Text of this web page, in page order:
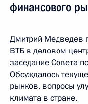
финансового
Дмитрий Медведев
ВТБ в деловом
заседание Совета
Обсуждалось
рынков, вопросы
климата в стране.